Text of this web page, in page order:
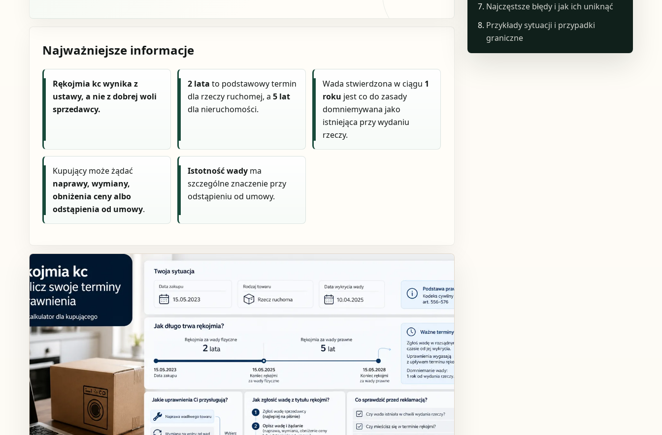
Najważniejsze informacje
Rękojmia kc wynika z
ustawy, a nie z dobrej woli
sprzedawcy.
2 lata to podstawowy termin
dla rzeczy ruchomej, a5 lat
dla nieruchomości.
Wada stwierdzona w ciągu 1
roku jest co do zasady
domniemywana jako
istniejąca przy wydaniu
rzeczy.
Kupujący może żądać
naprawy, wymiany,
obniżenia ceny albo
odstąpienia od umowy.
Istotność wady ma
szczególne znaczenie przy
odstąpieniu od umowy.
Najczęstsze błędy i jak ich uniknąć
Przykłady sytuacji i przypadki
graniczne